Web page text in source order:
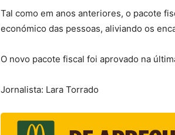
Tal como em anos anteriores, o pacote
económico das pessoas, aliviando os
O novo pacote fiscal foi aprovado na
Jornalista: Lara Torrado